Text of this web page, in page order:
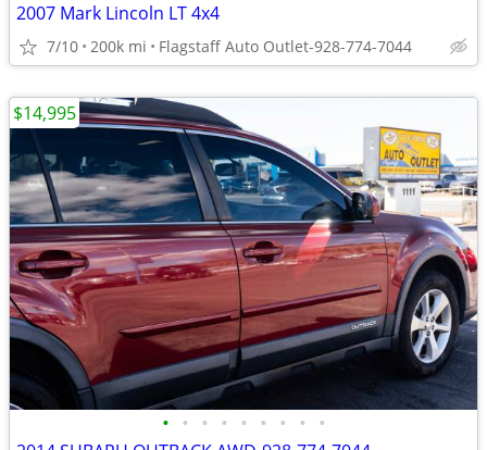
2007 Mark Lincoln LT 4x4
7/10 200k mi Flagstaff Auto Outlet-928-774-7044
• • • • • • • • •
$14,995